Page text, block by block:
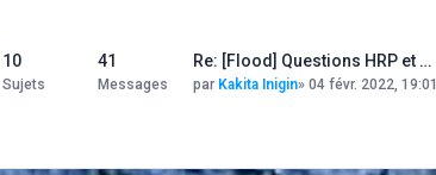
10
Sujets
41
Messages
Re: [Flood] Questions HRP et …
par Kakita Inigin» 04 févr. 2022, 19:01